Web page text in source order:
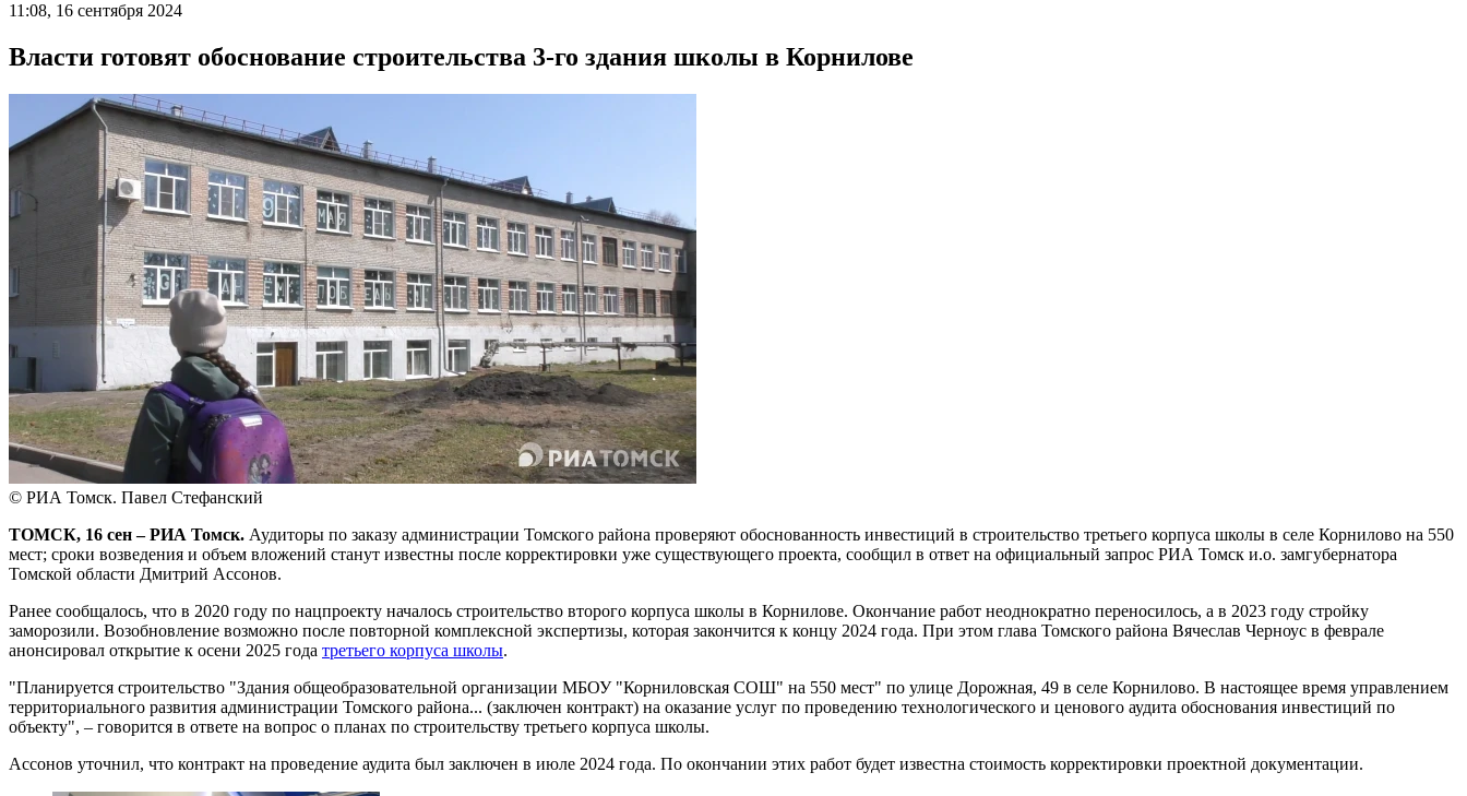
11:08, 16 сентября 2024
Власти готовят обоснование строительства 3-го здания школы в Корнилове
© РИА Томск. Павел Стефанский
ТОМСК, 16 сен – РИА Томск. Аудиторы по заказу администрации Томского района проверяют обоснованность инвестиций в строительство третьего корпуса школы в селе Корнилово на 550
мест; сроки возведения и объем вложений станут известны после корректировки уже существующего проекта, сообщил в ответ на официальный запрос РИА Томск и.о. замгубернатора
Томской области Дмитрий Ассонов.
Ранее сообщалось, что в 2020 году по нацпроекту началось строительство второго корпуса школы в Корнилове. Окончание работ неоднократно переносилось, а в 2023 году стройку
заморозили. Возобновление возможно после повторной комплексной экспертизы, которая закончится к концу 2024 года. При этом глава Томского района Вячеслав Черноус в феврале
анонсировал открытие к осени 2025 года третьего корпуса школы.
"Планируется строительство "Здания общеобразовательной организации МБОУ "Корниловская СОШ" на 550 мест" по улице Дорожная, 49 в селе Корнилово. В настоящее время управлением
территориального развития администрации Томского района... (заключен контракт) на оказание услуг по проведению технологического и ценового аудита обоснования инвестиций по
объекту", – говорится в ответе на вопрос о планах по строительству третьего корпуса школы.
Ассонов уточнил, что контракт на проведение аудита был заключен в июле 2024 года. По окончании этих работ будет известна стоимость корректировки проектной документации.